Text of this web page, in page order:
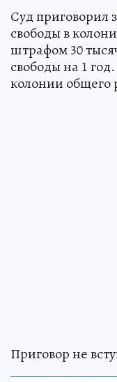
Суд приговорил
свободы в
штрафом 30
свободы на 1
колонии
Приговор не